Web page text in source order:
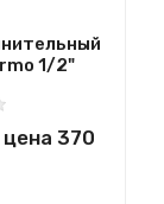
1/2"
370